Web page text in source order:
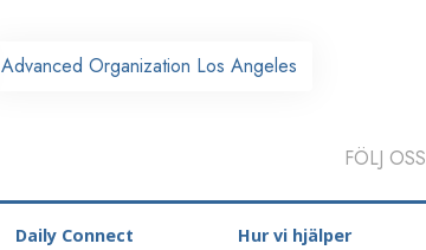
Advanced Organization Los Angeles
FÖLJ OSS
Daily Connect Hur vi hjälper